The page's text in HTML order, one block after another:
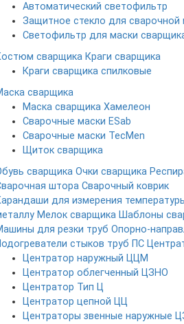
Автоматический светофильтр
Защитное стекло для сварочной
Светофильтр для маски
сварщика Краги сварщика
Краги сварщика спилковые
сварщика
Маска сварщика Хамелеон
Сварочные маски ESab
Сварочные маски TecMen
Щиток сварщика
сварщика Очки сварщика
штора Сварочный коврик
для измерения
Мелок сварщика Шаблоны
для резки труб Опорно-
стыков труб ПС
Центратор наружный ЦЦМ
Центратор облегченный ЦЗНО
Центратор Тип Ц
Центратор цепной ЦЦ
Центраторы звенные наружные